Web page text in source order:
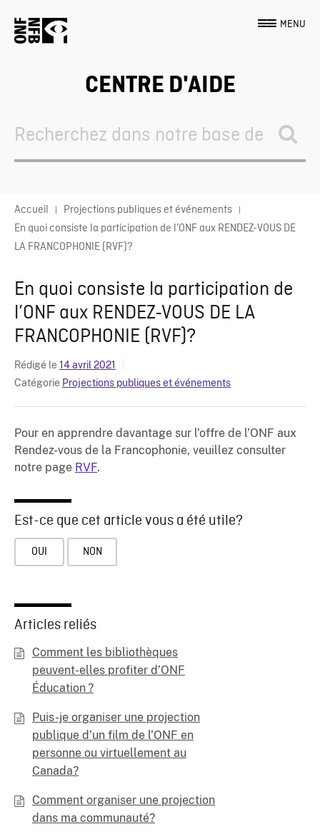
MENU
CENTRE D'AIDE
For
Accueil
Projections publiques et événements
En quoi consiste la participation de l’ONF aux RENDEZ-VOUS DE
LA FRANCOPHONIE (RVF)?
En quoi consiste la participation de
l’ONF aux RENDEZ-VOUS DE LA
FRANCOPHONIE (RVF)?
Rédigé le14 avril 2021
Catégorie Projections publiques et événements
Pour en apprendre davantage sur l’offre de l’ONF aux
Rendez-vous de la Francophonie, veuillez consulter
notre page RVF.
Est-ce que cet article vous a été utile?
OUI NON
Articles reliés
Comment les bibliothèques
peuvent-elles profiter d’ONF
Éducation ?
Puis-je organiser une projection
publique d’un film de l’ONF en
personne ou virtuellement au
Canada?
Comment organiser une projection
dans ma communauté?